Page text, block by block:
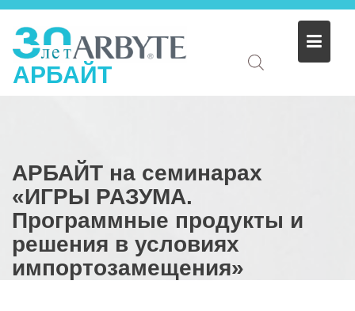
АРБАЙТ
АРБАЙТ на семинарах
«ИГРЫ РАЗУМА.
Программные продукты и
решения в условиях
импортозамещения»